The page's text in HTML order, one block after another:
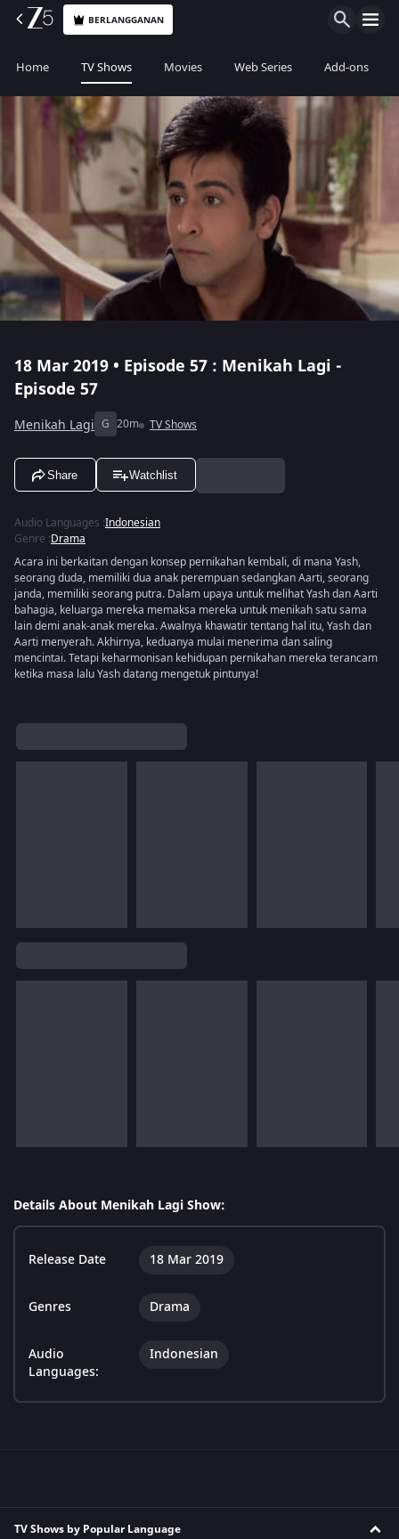
BERLANGGANAN
Home TV Shows Movies Web Series Add-ons
18 Mar 2019 • Episode 57 : Menikah Lagi -
Episode 57
Menikah Lagi G 20m TV Shows
Share Watchlist
Audio Languages :Indonesian
Genre :Drama
Acara ini berkaitan dengan konsep pernikahan kembali, di mana Yash,
seorang duda, memiliki dua anak perempuan sedangkan Aarti, seorang
janda, memiliki seorang putra. Dalam upaya untuk melihat Yash dan Aarti
bahagia, keluarga mereka memaksa mereka untuk menikah satu sama
lain demi anak-anak mereka. Awalnya khawatir tentang hal itu, Yash dan
Aarti menyerah. Akhirnya, keduanya mulai menerima dan saling
mencintai. Tetapi keharmonisan kehidupan pernikahan mereka terancam
ketika masa lalu Yash datang mengetuk pintunya!
Details About Menikah Lagi Show:
Release Date 18 Mar 2019
Genres Drama
Audio
Languages:
Indonesian
TV Shows by Popular Language